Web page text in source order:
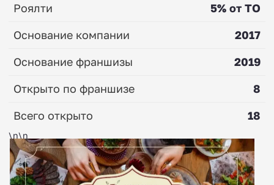
Роялти
5% от ТО
Основание компании
2017
Основание франшизы
2019
Открыто по франшизе
8
Всего открыто
18
\n\n